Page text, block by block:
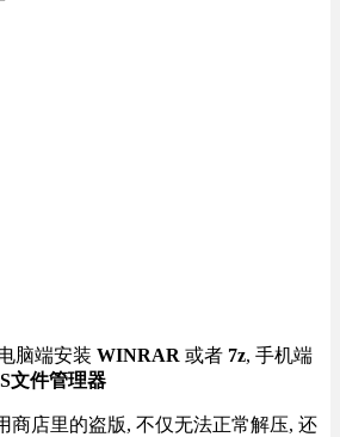
脑端安装 WINRAR 或者 7z, 手机端
文件管理器
商店里的盗版, 不仅无法正常解压, 还